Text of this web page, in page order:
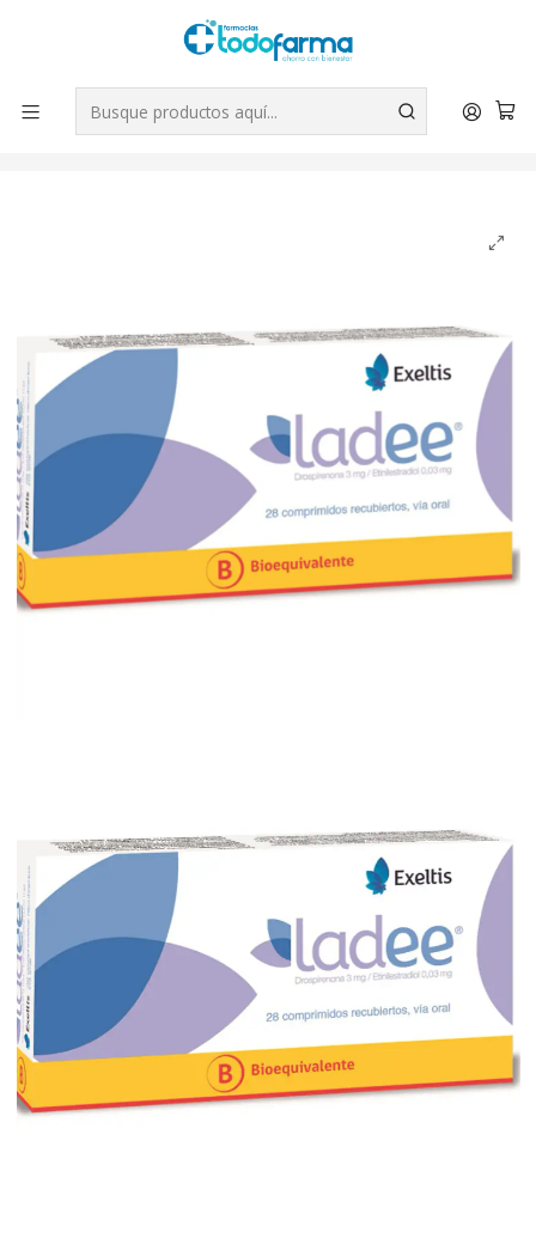
Tus compras tienen envío GRATIS por Rappi - Atención exclusiva
para Chile | WhatsApp +56
Leer más
Inicio Medicamentos
Ladee (B) Drospirenona Etinilestradiol 28 Comprimidos